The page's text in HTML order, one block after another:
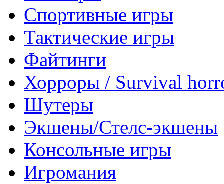
Спортивные игры
Тактические игры
Файтинги
Хорроры / Survival
Шутеры
Экшены/Стелс-экшены
Консольные игры
Игромания